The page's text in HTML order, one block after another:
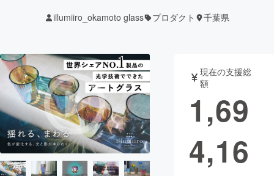
テクノロジー・ガジェット
映像・映画 書籍・雑誌
ビジネス・起業 チャレンジ
illumiiro_okamoto glass プロダクト 千葉県
現在の支援総
額
1,69
4,16